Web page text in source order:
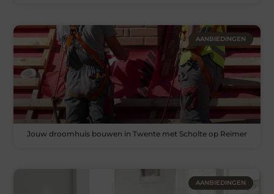
AANBIEDINGEN
Jouw droomhuis bouwen in Twente met Scholte op Reimer
AANBIEDINGEN